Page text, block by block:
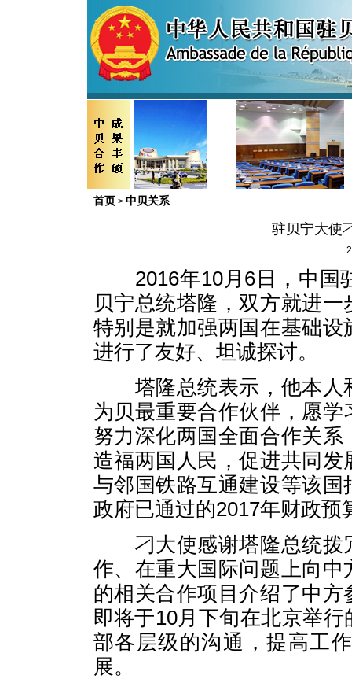
首页 > 中贝关系
驻贝宁大使
2016年10月6日，中国
贝宁总统塔隆，双方就进
特别是就加强两国在基础
进行了友好、坦诚探讨。
塔隆总统表示，他本人
为贝最重要合作伙伴，愿
努力深化两国全面合作关
造福两国人民，促进共同
与邻国铁路互通建设等该
政府已通过的2017年财政
刁大使感谢塔隆总统拨
作、在重大国际问题上向
的相关合作项目介绍了中
即将于10月下旬在北京举
部各层级的沟通，提高工
展。